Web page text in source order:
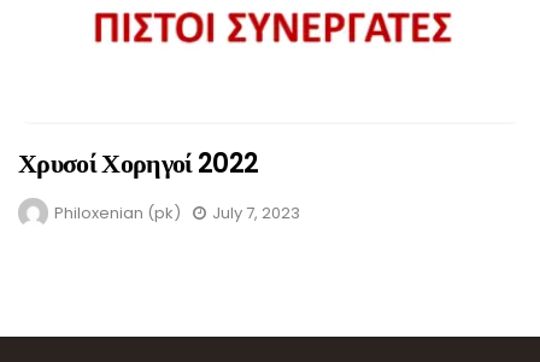
Χρυσοί Χορηγοί 2022
Philoxenian (pk) July 7, 2023